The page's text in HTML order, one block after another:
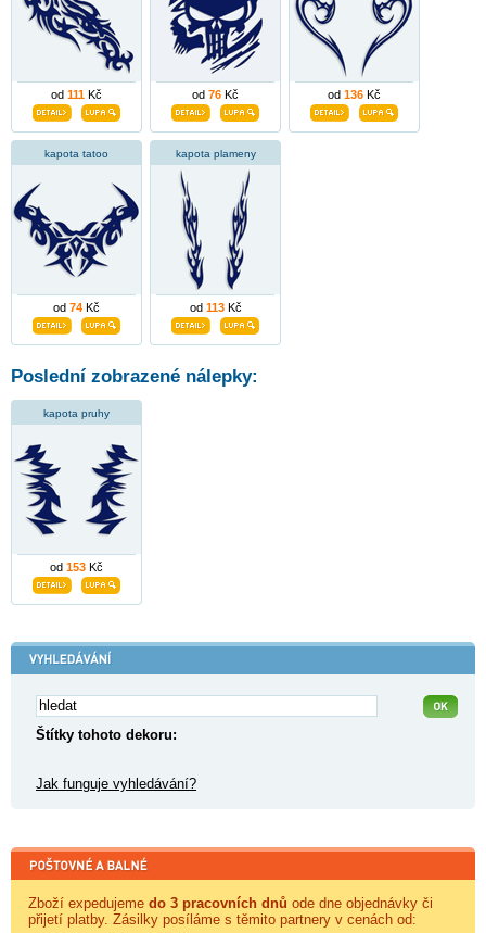
od 111 Kč od 76 Kč od 136 Kč
kapota tatoo
od 74 Kč
kapota plameny
od 113Kč
Poslední zobrazené nálepky:
kapota pruhy
od 153 Kč
Štítky tohoto dekoru:
Jak funguje vyhledávání?
Zboží expedujeme do 3 pracovních dnů ode dne objednávky či
přijetí platby. Zásilky posíláme s těmito partnery v cenách od: